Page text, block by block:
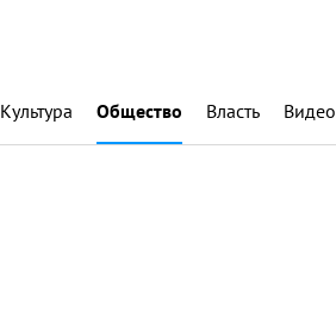
Культура Общество Власть Видео